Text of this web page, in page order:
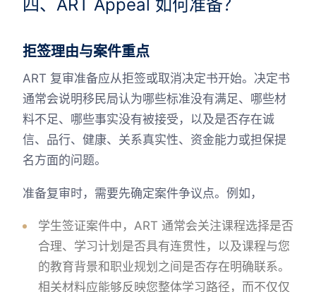
四、ART Appeal 如何准备？
拒签理由与案件重点
ART 复审准备应从拒签或取消决定书开始。决定书
通常会说明移民局认为哪些标准没有满足、哪些材
料不足、哪些事实没有被接受，以及是否存在诚
信、品行、健康、关系真实性、资金能力或担保提
名方面的问题。
准备复审时，需要先确定案件争议点。例如，
学生签证案件中，ART 通常会关注课程选择是否
合理、学习计划是否具有连贯性，以及课程与您
的教育背景和职业规划之间是否存在明确联系。
相关材料应能够反映您整体学习路径，而不仅仅